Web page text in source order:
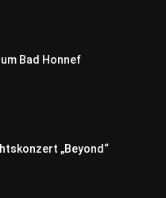
Bad Honnef
„Beyond“